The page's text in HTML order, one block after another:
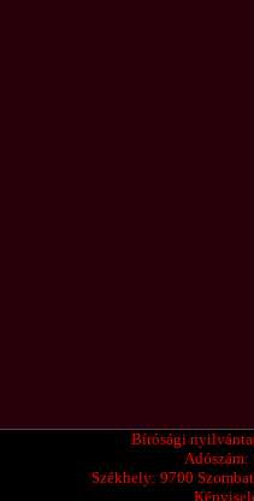
Bírósági
Adószám:
Székhely: 9700